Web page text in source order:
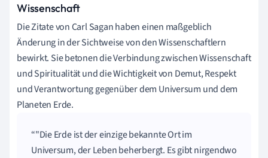
Wissenschaft
Die Zitate von Carl Sagan haben einen maßgeblich
Änderung in der Sichtweise von den Wissenschaftlern
bewirkt. Sie betonen die Verbindung zwischen Wissenschaft
und Spiritualität und die Wichtigkeit von Demut, Respekt
und Verantwortung gegenüber dem Universum und dem
Planeten Erde.
"Die Erde ist der einzige bekannte Ort im
Universum, der Leben beherbergt. Es gibt nirgendwo